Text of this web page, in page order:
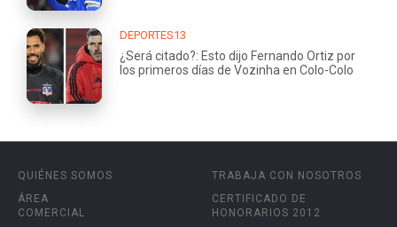
DEPORTES13
¿Será citado?: Esto dijo Fernando Ortiz por
los primeros días de Vozinha en Colo-Colo
QUIÉNES SOMOS
ÁREA
COMERCIAL
TRABAJA CON NOSOTROS
CERTIFICADO DE
HONORARIOS 2012